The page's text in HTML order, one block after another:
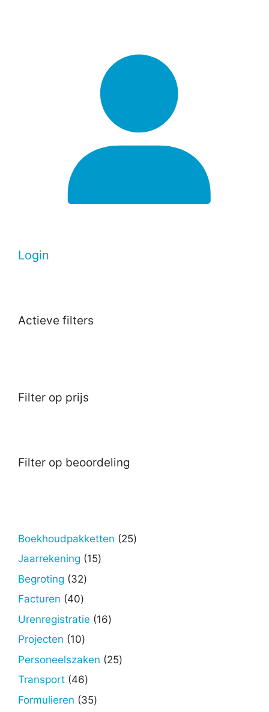
Login
Actieve filters
Filter op prijs
Filter op beoordeling
Boekhoudpakketten 2525
Jaarrekening 1515
Begroting 3232
Facturen 4040
producten
Urenregistratie 1616
Projecten 1010
producten
Personeelszaken 2525
Transport 4646
producten
Formulieren 3535